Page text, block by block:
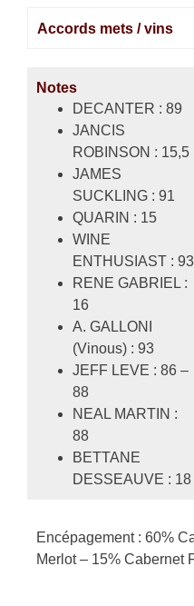
Accords mets / vins
Notes
DECANTER : 89
JANCIS
ROBINSON : 15,5
JAMES
SUCKLING : 91
QUARIN : 15
WINE
ENTHUSIAST : 93
RENE GABRIEL :
16
A. GALLONI
(Vinous) : 93
JEFF LEVE : 86 –
88
NEAL MARTIN :
88
BETTANE
DESSEAUVE : 18
Encépagement : 60%
Merlot – 15% Cabernet